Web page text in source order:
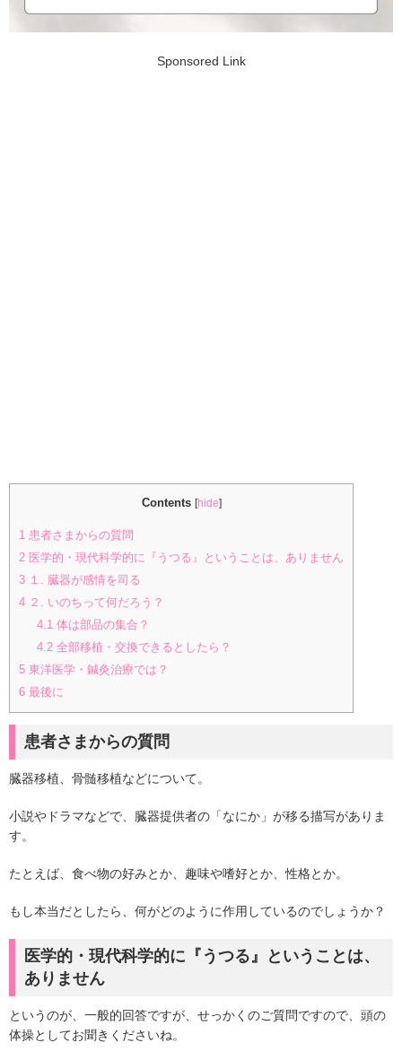
Sponsored Link
Contents [hide]
1 患者さまからの質問
2 医学的・現代科学的に『うつる』ということは、ありません
3 １. 臓器が感情を司る
4 ２. いのちって何だろう？
4.1 体は部品の集合？
4.2全部移植・交換できるとしたら？
5 東洋医学・鍼灸治療では？
6 最後に
患者さまからの質問
臓器移植、骨髄移植などについて。
小説やドラマなどで、臓器提供者の「なにか」が移る描写がありま
す。
たとえば、食べ物の好みとか、趣味や嗜好とか、性格とか。
もし本当だとしたら、何がどのように作用しているのでしょうか？
医学的・現代科学的に『うつる』ということは、
ありません
というのが、一般的回答ですが、せっかくのご質問ですので、頭の
体操としてお聞きくださいね。